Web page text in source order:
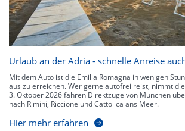
Urlaub an der Adria - schnelle Anreise
Mit dem Auto ist die Emilia Romagna in wenigen
aus zu erreichen. Wer gerne autofrei reist, nimmt
3. Oktober 2026 fahren Direktzüge von München
nach Rimini, Riccione und Cattolica ans Meer.
Hier mehr erfahren